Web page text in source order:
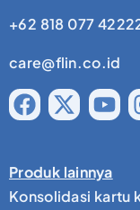
+62 818 077
care@flin.co.id
Produk lainnya
Konsolidasi kartu